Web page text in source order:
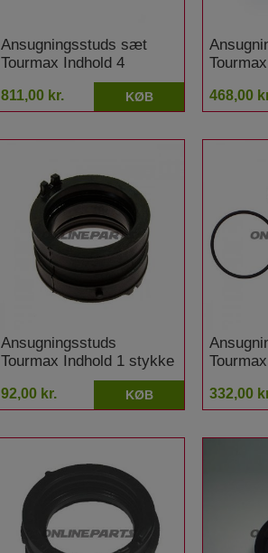
Ansugningsstuds sæt
Tourmax Indhold 4
stykker Yamaha XS 1100
S
811,00 kr. KØB 468,00
Ansugningsstuds
Tourmax Indhold 1 stykke
Honda TRX 450 R
Sportrax Kickstarter
92,00 kr. KØB
Trailway
332,00